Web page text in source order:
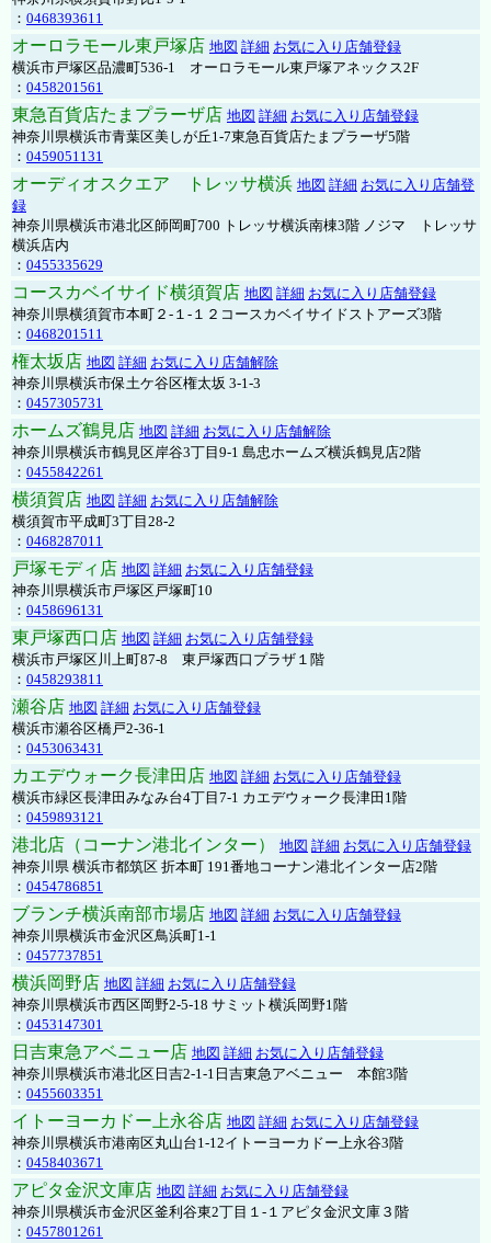
： 0468393611
オーロラモール東戸塚店 地図 詳細 お気に入り店舗登録
横浜市戸塚区品濃町536-1 オーロラモール東戸塚アネックス2F
： 0458201561
東急百貨店たまプラーザ店 地図 詳細 お気に入り店舗登録
神奈川県横浜市青葉区美しが丘1-7東急百貨店たまプラーザ5階
： 0459051131
オーディオスクエア トレッサ横浜 地図 詳細 お気に入り店舗登
録
神奈川県横浜市港北区師岡町700 トレッサ横浜南棟3階 ノジマ トレッサ
横浜店内
： 0455335629
コースカベイサイド横須賀店 地図 詳細 お気に入り店舗登録
神奈川県横須賀市本町２-１-１２コースカベイサイドストアーズ3階
： 0468201511
権太坂店 地図 詳細 お気に入り店舗解除
神奈川県横浜市保土ケ谷区権太坂 3-1-3
： 0457305731
ホームズ鶴見店 地図 詳細 お気に入り店舗解除
神奈川県横浜市鶴見区岸谷3丁目9-1 島忠ホームズ横浜鶴見店2階
： 0455842261
横須賀店 地図 詳細 お気に入り店舗解除
横須賀市平成町3丁目28-2
： 0468287011
戸塚モディ店 地図 詳細 お気に入り店舗登録
神奈川県横浜市戸塚区戸塚町10
： 0458696131
東戸塚西口店 地図 詳細 お気に入り店舗登録
横浜市戸塚区川上町87-8 東戸塚西口プラザ１階
： 0458293811
瀬谷店 地図 詳細 お気に入り店舗登録
横浜市瀬谷区橋戸2-36-1
： 0453063431
カエデウォーク長津田店 地図 詳細 お気に入り店舗登録
横浜市緑区長津田みなみ台4丁目7-1 カエデウォーク長津田1階
： 0459893121
港北店（コーナン港北インター） 地図 詳細 お気に入り店舗登録
神奈川県 横浜市都筑区 折本町 191番地コーナン港北インター店2階
： 0454786851
ブランチ横浜南部市場店 地図 詳細 お気に入り店舗登録
神奈川県横浜市金沢区鳥浜町1-1
： 0457737851
横浜岡野店 地図 詳細 お気に入り店舗登録
神奈川県横浜市西区岡野2-5-18 サミット横浜岡野1階
： 0453147301
日吉東急アベニュー店 地図 詳細 お気に入り店舗登録
神奈川県横浜市港北区日吉2-1-1日吉東急アベニュー 本館3階
： 0455603351
イトーヨーカドー上永谷店 地図 詳細 お気に入り店舗登録
神奈川県横浜市港南区丸山台1-12イトーヨーカドー上永谷3階
： 0458403671
アピタ金沢文庫店 地図 詳細 お気に入り店舗登録
神奈川県横浜市金沢区釜利谷東2丁目１-１アピタ金沢文庫３階
： 0457801261